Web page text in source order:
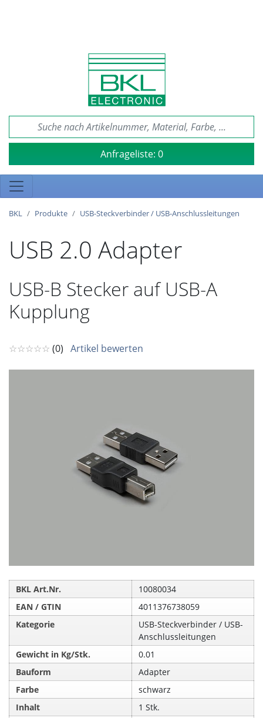
Anfrageliste: 0
BKL Produkte USB-Steckverbinder / USB-Anschlussleitungen
USB 2.0 Adapter
USB-B Stecker auf USB-A
Kupplung
☆☆☆☆☆ (0) Artikel bewerten
BKL Art.Nr.
10080034
EAN / GTIN
4011376738059
Kategorie
USB-Steckverbinder / USB-
Anschlussleitungen
Gewicht in Kg/Stk.
0.01
Bauform
Adapter
Farbe
schwarz
Inhalt
1 Stk.